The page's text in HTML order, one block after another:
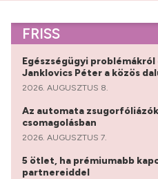
FRISS
Egészségügyi
Janklovics Péter a közös
2026. AUGUSZTUS 8.
Az automata
csomagolásban
2026. AUGUSZTUS 7.
5 ötlet, ha prémiumabb
partnereiddel